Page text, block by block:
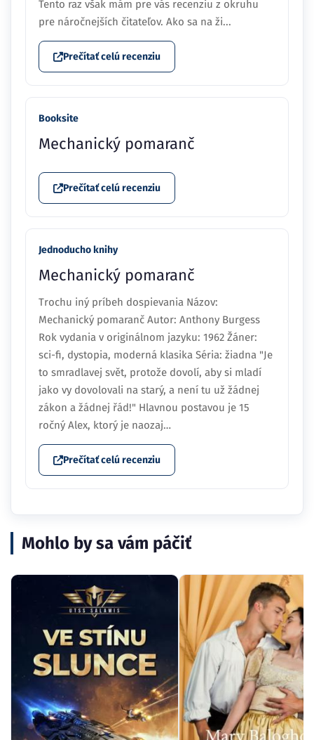
Tento raz však mám pre vás recenziu z okruhu
pre náročnejších čitateľov. Ako sa na ži...
Prečítať celú recenziu
Booksite
Mechanický pomaranč
Prečítať celú recenziu
Jednoducho knihy
Mechanický pomaranč
Trochu iný príbeh dospievania Názov:
Mechanický pomaranč Autor: Anthony Burgess
Rok vydania v originálnom jazyku: 1962 Žáner:
sci-fi, dystopia, moderná klasika Séria: žiadna "Je
to smradlavej svět, protože dovolí, aby si mladí
jako vy dovolovali na starý, a není tu už žádnej
zákon a žádnej řád!" Hlavnou postavou je 15
ročný Alex, ktorý je naozaj…
Prečítať celú recenziu
Mohlo by sa vám páčiť